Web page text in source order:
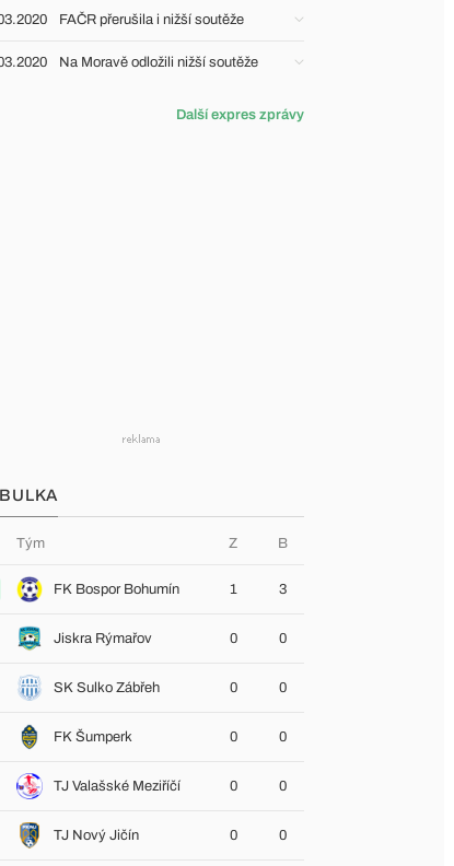
FAČR přerušila i nižší soutěže
Na Moravě odložili nižší soutěže
Další expres zprávy
Tým Z B
FK Bospor Bohumín 1 3
Jiskra Rýmařov 0 0
SK Sulko Zábřeh 0 0
FK Šumperk 0 0
TJ Valašské Meziříčí 0 0
TJ Nový Jičín 0 0